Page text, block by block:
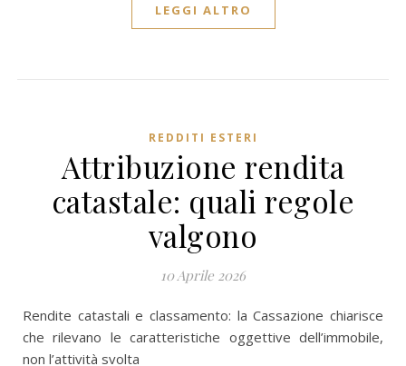
LEGGI ALTRO
REDDITI ESTERI
Attribuzione rendita
catastale: quali regole
valgono
10 Aprile 2026
Rendite catastali e classamento: la Cassazione chiarisce
che rilevano le caratteristiche oggettive dell’immobile,
non l’attività svolta